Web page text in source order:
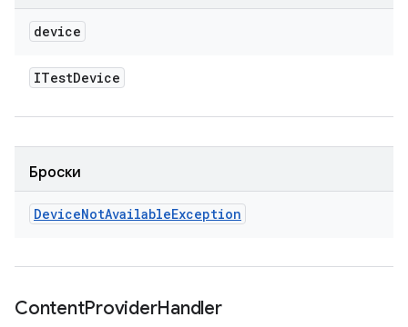
device
ITestDevice
Броски
DeviceNotAvailableException
ContentProviderHandler